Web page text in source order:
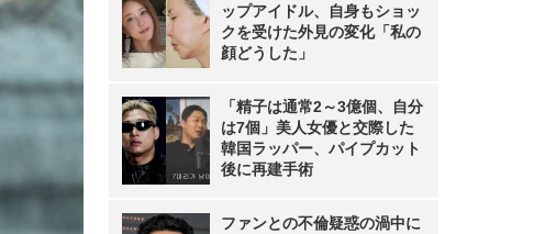
ップアイドル、自身もショッ
クを受けた外見の変化「私の
顔どうした」
「精子は通常2～3億個、自分
は7個」美人女優と交際した
韓国ラッパー、パイプカット
後に再建手術
ファンとの不倫疑惑の渦中に